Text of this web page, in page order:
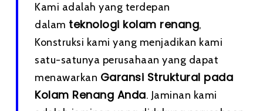
Kami adalah yang terdepan
dalam teknologi kolam renang,
Konstruksi kami yang menjadikan kami
satu-satunya perusahaan yang dapat
menawarkan Garansi Struktural pada
Kolam Renang Anda. Jaminan kami